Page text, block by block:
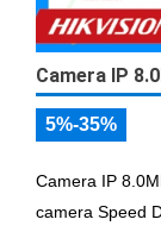
Camera IP
5%-35%
Camera IP
camera Speed